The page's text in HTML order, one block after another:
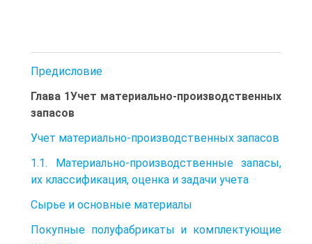
Предисловие
Глава 1Учет материально-производственных
запасов
Учет материально-производственных запасов
1.1. Материально-производственные запасы,
их классификация, оценка и задачи учета
Сырье и основные материалы
Покупные полуфабрикаты и комплектующие